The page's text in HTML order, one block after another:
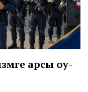
қарсы оқу-